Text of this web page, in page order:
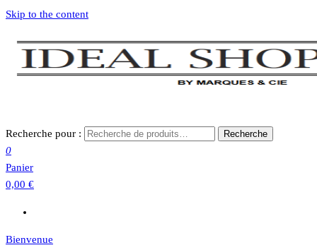
Skip to the content
Recherche pour : Recherche
0
Panier
0,00 €
Bienvenue